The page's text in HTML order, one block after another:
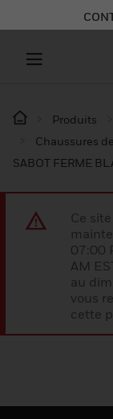
Produits
Chaussures
SABOT FERME
Ce
07:00
AM
au
vous
cette